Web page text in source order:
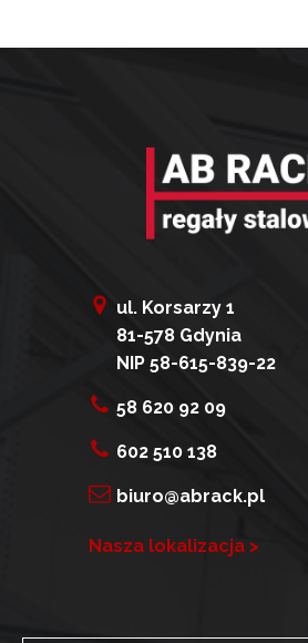
ul. Korsarzy 1
81-578 Gdynia
NIP 58-615-839-22
58 620 92 09
602 510 138
biuro@abrack.pl
Nasza lokalizacja >